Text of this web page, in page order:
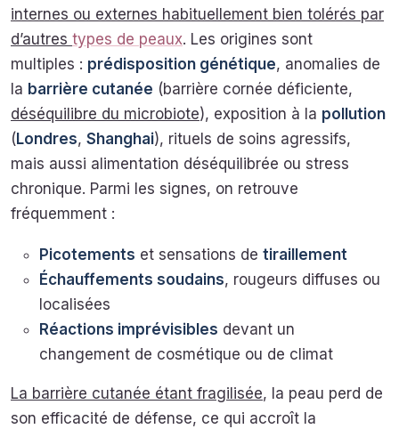
internes ou externes habituellement bien tolérés par
d’autres types de peaux. Les origines sont
multiples : prédisposition génétique, anomalies de
la barrière cutanée (barrière cornée déficiente,
déséquilibre du microbiote), exposition à la pollution
( Londres, Shanghai), rituels de soins agressifs,
mais aussi alimentation déséquilibrée ou stress
chronique. Parmi les signes, on retrouve
fréquemment :
Picotements et sensations de tiraillement
Échauffements soudains, rougeurs diffuses ou
localisées
Réactions imprévisibles devant un
changement de cosmétique ou de climat
La barrière cutanée étant fragilisée, la peau perd de
son efficacité de défense, ce qui accroît la